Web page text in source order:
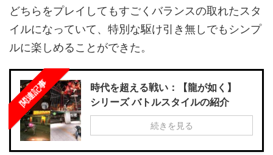
どちらをプレイしてもすごくバランスの取れたスタ
イルになっていて、特別な駆け引き無しでもシンプ
ルに楽しめることができた。
関連記事
時代を超える戦い：【龍が如く】
シリーズ バトルスタイルの紹介
続きを見る